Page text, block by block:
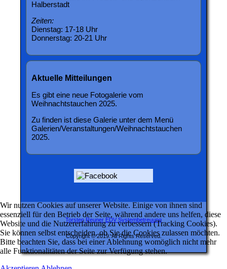
Halberstadt
Zeiten:
Dienstag: 17-18 Uhr
Donnerstag: 20-21 Uhr
Aktuelle Mitteilungen
Es gibt eine neue Fotogalerie vom
Weihnachtstauchen 2025.
Zu finden ist diese Galerie unter dem Menü
Galerien/Veranstaltungen/Weihnachtstauchen
2025.
Torsten Reuner EDV Systembetreuung
Copyright © 2019. All Rights Reserved.
Wir nutzen Cookies auf unserer Website. Einige von ihnen sind
essenziell für den Betrieb der Seite, während andere uns helfen, diese
Website und die Nutzererfahrung zu verbessern (Tracking Cookies).
Sie können selbst entscheiden, ob Sie die Cookies zulassen möchten.
Bitte beachten Sie, dass bei einer Ablehnung womöglich nicht mehr
alle Funktionalitäten der Seite zur Verfügung stehen.